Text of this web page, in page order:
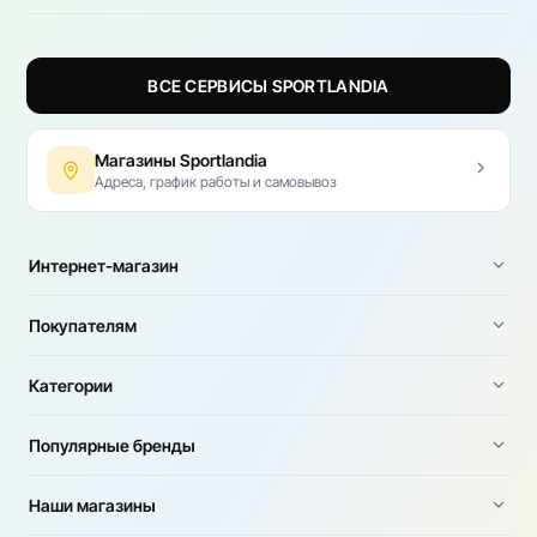
ВСЕ СЕРВИСЫ SPORTLANDIA
Магазины Sportlandia
Адреса, график работы и самовывоз
Интернет-магазин
Покупателям
Категории
Популярные бренды
Наши магазины